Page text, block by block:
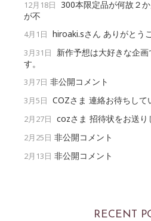
12月18日
300本限定品が何故２
が不
4月1日 hiroaki.sさん ありがとう
3月31日
新作予想は大好きな企
す。
3月7日 非公開コメント
3月5日 COZさま 連絡お待ちして
2月27日 cozさま 招待状をお送
2月25日 非公開コメント
2月13日 非公開コメント
RECENT